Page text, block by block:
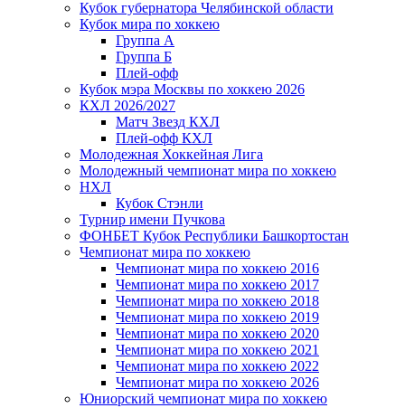
Кубок губернатора Челябинской области
Кубок мира по хоккею
Группа А
Группа Б
Плей-офф
Кубок мэра Москвы по хоккею 2026
КХЛ 2026/2027
Матч Звезд КХЛ
Плей-офф КХЛ
Молодежная Хоккейная Лига
Молодежный чемпионат мира по хоккею
НХЛ
Кубок Стэнли
Турнир имени Пучкова
ФОНБЕТ Кубок Республики Башкортостан
Чемпионат мира по хоккею
Чемпионат мира по хоккею 2016
Чемпионат мира по хоккею 2017
Чемпионат мира по хоккею 2018
Чемпионат мира по хоккею 2019
Чемпионат мира по хоккею 2020
Чемпионат мира по хоккею 2021
Чемпионат мира по хоккею 2022
Чемпионат мира по хоккею 2026
Юниорский чемпионат мира по хоккею